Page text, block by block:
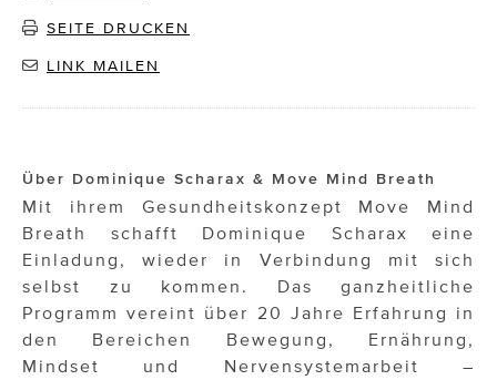
SEITE DRUCKEN
LINK MAILEN
Über Dominique Scharax & Move Mind Breath
Mit ihrem Gesundheitskonzept Move Mind
Breath schafft Dominique Scharax eine
Einladung, wieder in Verbindung mit sich
selbst zu kommen. Das ganzheitliche
Programm vereint über 20 Jahre Erfahrung in
den Bereichen Bewegung, Ernährung,
Mindset und Nervensystemarbeit –